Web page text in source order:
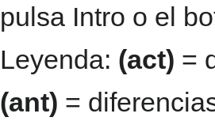
pulsa Intro o el
Leyenda: (act) =
(ant) =